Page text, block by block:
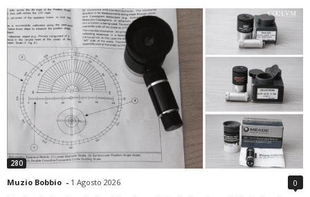
280
Muzio Bobbio - 1 Agosto 2026 0